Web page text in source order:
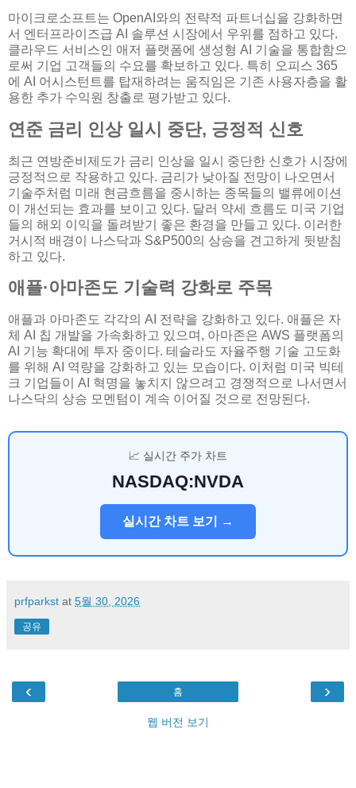
마이크로소프트는 OpenAI와의 전략적 파트너십을 강화하면
서 엔터프라이즈급 AI 솔루션 시장에서 우위를 점하고 있다.
클라우드 서비스인 애저 플랫폼에 생성형 AI 기술을 통합함으
로써 기업 고객들의 수요를 확보하고 있다. 특히 오피스 365
에 AI 어시스턴트를 탑재하려는 움직임은 기존 사용자층을 활
용한 추가 수익원 창출로 평가받고 있다.
연준 금리 인상 일시 중단, 긍정적 신호
최근 연방준비제도가 금리 인상을 일시 중단한 신호가 시장에
긍정적으로 작용하고 있다. 금리가 낮아질 전망이 나오면서
기술주처럼 미래 현금흐름을 중시하는 종목들의 밸류에이션
이 개선되는 효과를 보이고 있다. 달러 약세 흐름도 미국 기업
들의 해외 이익을 돌려받기 좋은 환경을 만들고 있다. 이러한
거시적 배경이 나스닥과 S&P500의 상승을 견고하게 뒷받침
하고 있다.
애플·아마존도 기술력 강화로 주목
애플과 아마존도 각각의 AI 전략을 강화하고 있다. 애플은 자
체 AI 칩 개발을 가속화하고 있으며, 아마존은 AWS 플랫폼의
AI 기능 확대에 투자 중이다. 테슬라도 자율주행 기술 고도화
를 위해 AI 역량을 강화하고 있는 모습이다. 이처럼 미국 빅테
크 기업들이 AI 혁명을 놓치지 않으려고 경쟁적으로 나서면서
나스닥의 상승 모멘텀이 계속 이어질 것으로 전망된다.
📈 실시간 주가 차트
NASDAQ:NVDA
실시간 차트 보기 →
prfparkst at 5월 30, 2026
공유
‹ ›
홈
웹 버전 보기